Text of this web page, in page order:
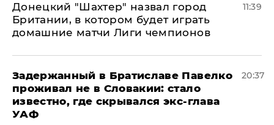
Донецкий "Шахтер" назвал город
Британии, в котором будет играть
домашние матчи Лиги чемпионов
11:39
Задержанный в Братиславе Павелко
проживал не в Словакии: стало
известно, где скрывался экс-глава
УАФ
20:37